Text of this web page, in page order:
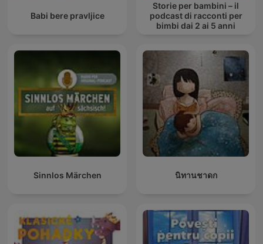
Babi bere pravljice
Storie per bambini – il
podcast di racconti per
bimbi dai 2 ai 5 anni
Sinnlos Märchen นิทานชาดก